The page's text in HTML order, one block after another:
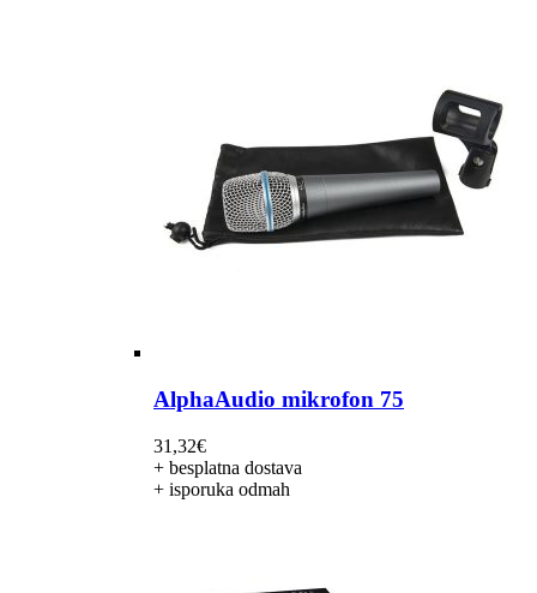
AlphaAudio mikrofon 75
31,32€
+ besplatna dostava
+ isporuka odmah